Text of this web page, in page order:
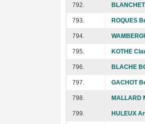
792.
793. ROQUES
794.
795. KOTHE
796. BLACHE
797. GACHOT
798. MALLARD
799. HULEUX